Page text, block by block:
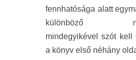
fennhatósága alatt
különböző
mindegyikével szót kell
a könyv első néhány